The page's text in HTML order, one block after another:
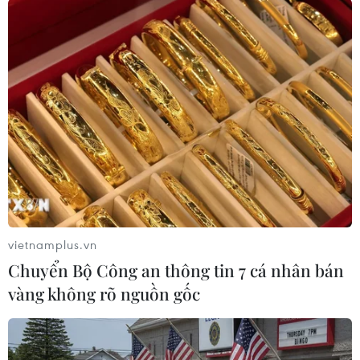
Thủ tướng Hy Lạp Georges Papandréou cũng
bày tỏ lo ngại về khả năng Hội nghịthượng đỉnh
EU lần này không đưa ra được những quyết
định kịp thời cho cuộckhủng hoảng nợ của Hy
Lạp, và kêu gọi các nhà lãnh đạo EU có những
giải phápkiên quyết nhằm giúp ngăn chặn nguy
cơ vỡ nợ của Hy Lạp và sự lây lan khủnghoảng
nợ công trong Eurozone./.
(TTXVN/Vietnam+)
vietnamplus.vn
Chuyển Bộ Công an thông tin 7 cá nhân bán
vàng không rõ nguồn gốc